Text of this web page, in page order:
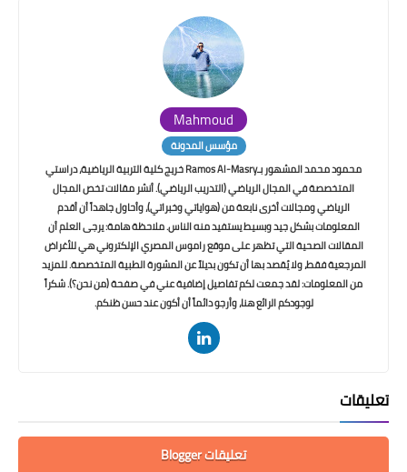
Mahmoud
مؤسس المدونة
محمود محمد المشهور بـRamos Al-Masry خريج كلية التربية الرياضية، دراستي
المتخصصة في المجال الرياضي (التدريب الرياضي). أنشر مقالات تخص المجال
الرياضي ومجالات أخرى نابعة من (هواياتي وخبراتي)، وأحاول جاهداً أن أقدم
المعلومات بشكل جيد وبسيط يستفيد منه الناس. ملاحظة هامة: يرجى العلم أن
المقالات الصحية التي تظهر على موقع راموس المصري الإلكتروني هي للأغراض
المرجعية فقط، ولا يُقصد بها أن تكون بديلاً عن المشورة الطبية المتخصصة. للمزيد
من المعلومات: لقد جمعت لكم تفاصيل إضافية عني في صفحة (من نحن؟). شكراً
لوجودكم الرائع هنا، وأرجو دائماً أن أكون عند حسن ظنكم.
تعليقات
تعليقات Blogger